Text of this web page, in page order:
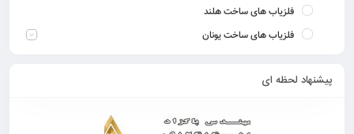
فلزیاب های ساخت هلند
فلزیاب های ساخت یونان
پیشنهاد لحظه ای